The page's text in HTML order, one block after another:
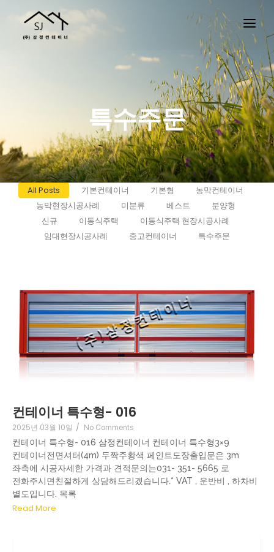
특수주문
All Posts 기본컨테이너 기본형
농막컨테이너
농막현장시공사례
미분류 베스트
분양형
신규
이동식주택
이동식주택 현장시공사례
임대현장시공사례
중고컨테이너 특수주문
컨테이너 특수형- 016
2025년 03월 10일 / No Comments
컨테이너 특수형- 016 삼정컨테이너 컨테이너 특수형3×9
컨테이너전면셔터(4m) 두짝주황색 페인트도장출입문은 3m
좌측에 시공자세한 가격과 견적문의는031- 351- 5665 로
전화주시면친절하게 상담해드리겠습니다.* VAT , 운반비 , 하차비
별도입니다. 목록
Read More